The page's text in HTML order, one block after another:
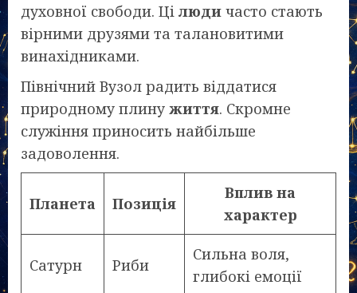
духовної свободи. Ці люди часто стають
вірними друзями та талановитими
винахідниками.
Північний Вузол радить віддатися
природному плину життя. Скромне
служіння приносить найбільше
задоволення.
Планета Позиція
Вплив на
характер
Сатурн Риби
Сильна воля,
глибокі емоції